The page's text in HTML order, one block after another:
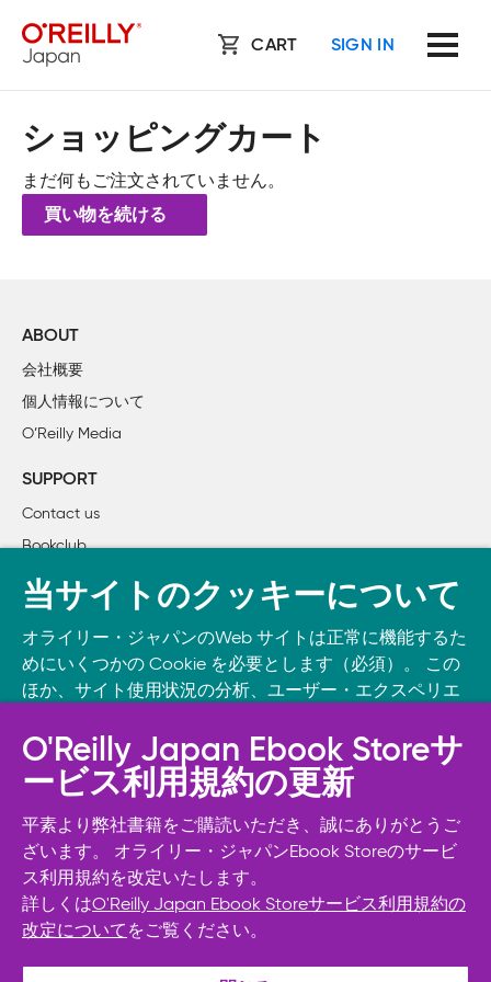
CART SIGN IN
ショッピングカート
まだ何もご注文されていません。
買い物を続ける
ABOUT
会社概要
個人情報について
O’Reilly Media
SUPPORT
Contact us
Bookclub
書籍注文
Take O’Reilly with you and learn anywhere, anytime on your
phone
and tablet.
© 2026, O’Reilly Japan, Inc. oreilly.co.jpに掲載されているすべて
当サイトのクッキーについて
オライリー・ジャパンのWeb サイトは正常に機能するた
めにいくつかの Cookie を必要とします（必須）。 この
ほか、サイト使用状況の分析、ユーザー・エクスペリエ
その他の Cookie を使用することがあります。 詳細につ
いては Cookie設定をご確認ください。
また、オライリー・ジャパンのプライバシーポリシーに
ついては 個人情報保護方針をご確認ください。
Cookie設定
必須Cookie以外を拒否する
O'Reilly Japan Ebook Storeサ
ービス利用規約の更新
平素より弊社書籍をご購読いただき、誠にありがとうご
ざいます。 オライリー・ジャパンEbook Storeのサービ
ス利用規約を改定いたします。
詳しくはO'Reilly Japan Ebook Storeサービス利用規約の
改定について をご覧ください。